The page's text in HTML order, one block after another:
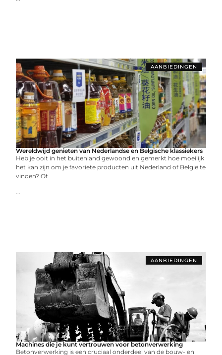
AANBIEDINGEN
Wereldwijd genieten van Nederlandse en Belgische klassiekers
Heb je ooit in het buitenland gewoond en gemerkt hoe moeilijk
het kan zijn om je favoriete producten uit Nederland of België te
vinden? Of
...
AANBIEDINGEN
Machines die je kunt vertrouwen voor betonverwerking
Betonverwerking is een cruciaal onderdeel van de bouw- en